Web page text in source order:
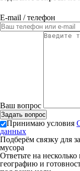
E-mail / телефон
Ваш вопрос
Принимаю условия
данных
Подберём связку для
мусора
Ответьте на
географию и